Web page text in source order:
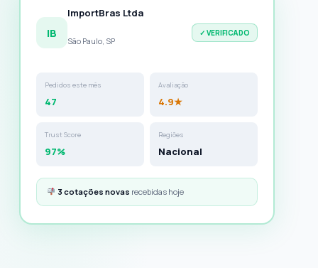
IB
ImportBras Ltda
São Paulo, SP
✓ VERIFICADO
Pedidos este mês
47
Avaliação
4.9★
Trust Score
97%
Regiões
Nacional
3 cotações novas recebidas hoje